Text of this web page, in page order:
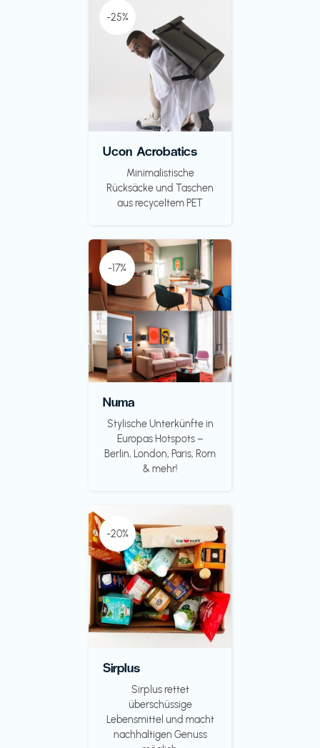
-25%
Ucon Acrobatics
Minimalistische
Rücksäcke und Taschen
aus recyceltem PET
-17%
Numa
Stylische Unterkünfte in
Europas Hotspots –
Berlin, London, Paris, Rom
& mehr!
-20%
Sirplus
Sirplus rettet
überschüssige
Lebensmittel und macht
nachhaltigen Genuss